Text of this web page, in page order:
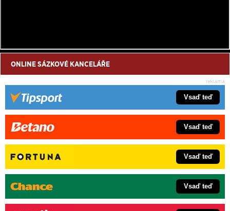
ONLINE SÁZKOVÉ KANCELÁŘE
Vsaď teď
Vsaď teď
Vsaď teď
Vsaď teď